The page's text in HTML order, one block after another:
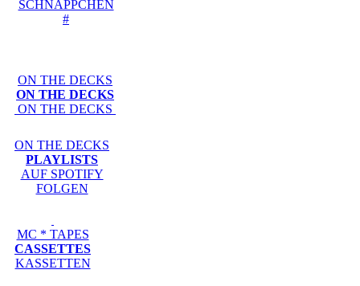
SCHNÄPPCHEN
#
ON THE DECKS
ON THE DECKS
ON THE DECKS
ON THE DECKS
PLAYLISTS
AUF SPOTIFY
FOLGEN
MC * TAPES
CASSETTES
KASSETTEN